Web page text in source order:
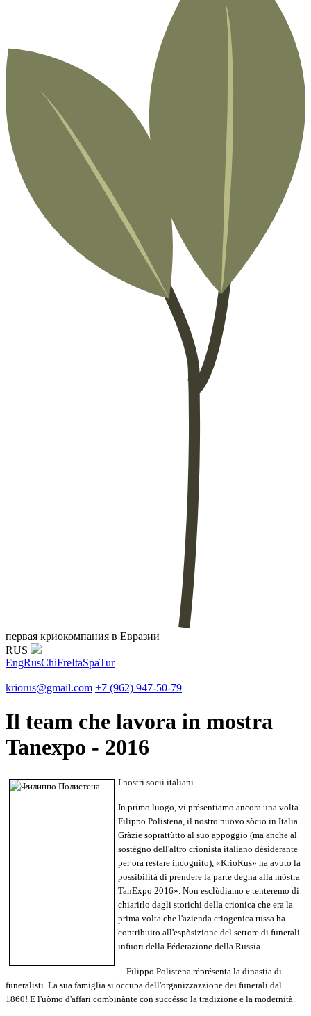
первая криокомпания в Евразии
RUS
EngRusChiFreItaSpaTur
kriorus@gmail.com +7 (962) 947-50-79
Il team che lavora in mostra
Tanexpo - 2016
I nostri socii italiani
In primo luogo, vi présentiamo ancora una volta
Filippo Polistena, il nostro nuovo sòcio in Italia.
Gràzie soprattùtto al suo appoggio (ma anche al
sostégno dell'altro crionista italiano désiderante
per ora restare incognito), «KrioRus» ha avuto la
possibilità di prendere la parte degna alla mòstra
TanExpo 2016». Non esclùdiamo e tenteremo di
chiarirlo dagli storichi della crionica che era la
prima volta che l'azienda criogenica russa ha
contribuito all'espòsizione del settore di funerali
infuori della Féderazione della Russia.
Filippo Polistena réprésenta la dinastia di
funeralisti. La sua famiglia si occupa dell'organizzazzione dei funerali dal
1860! E l'uòmo d'affari combinànte con succésso la tradizione e la modernità.